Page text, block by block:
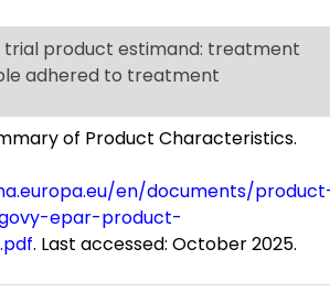
trial product estimand: treatment
adhered to treatment
of Product Characteristics.
en/documents/
epar-product-
. Last accessed: October 2025.